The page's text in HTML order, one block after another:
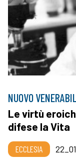
NUOVO
Le virtù
difese la Vita
ECCLESIA